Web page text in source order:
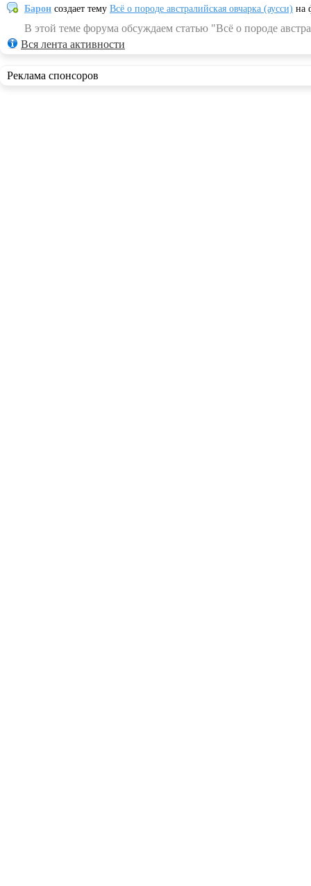
Барон создает тему Всё о породе австралийская овчарка (аусси) на
В этой теме форума обсуждаем статью "Всё о породе
Вся лента активности
Реклама спонсоров